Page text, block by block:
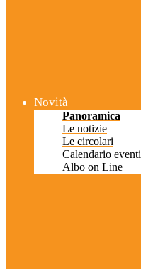
Novità
Panoramica
Le notizie
Le circolari
Calendario eventi
Albo on Line